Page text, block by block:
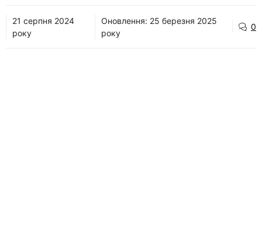
21 серпня 2024
року
Оновлення: 25 березня 2025
року
0